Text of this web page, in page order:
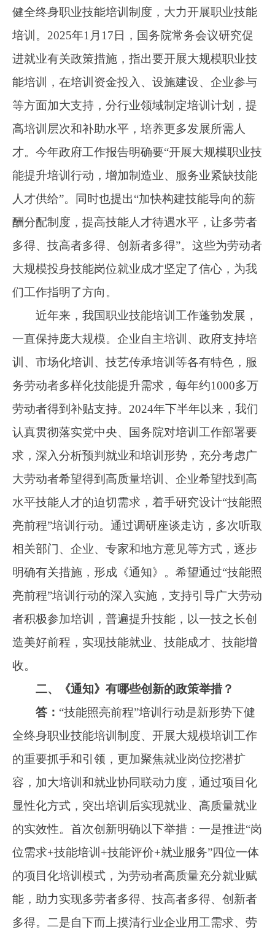
酬分配制度，提高技能人才待遇水平，让多劳者
多得、技高者多得、创新者多得”。这些为劳动者
大规模投身技能岗位就业成才坚定了信心，为我
们工作指明了方向。
训、市场化培训、技艺传承培训等各有特色，服
务劳动者多样化技能提升需求，每年约1000多万
劳动者得到补贴支持。2024年下半年以来，我们
认真贯彻落实党中央、国务院对培训工作部署要
水平技能人才的迫切需求，着手研究设计“技能照
亮前程”培训行动。通过调研座谈走访，多次听取
相关部门、企业、专家和地方意见等方式，逐步
明确有关措施，形成《通知》。希望通过“技能照
造美好前程，实现技能就业、技能成才、技能增
收。
二、《通知》有哪些创新的政策举措？
答：“技能照亮前程”培训行动是新形势下健
容，加大培训和就业协同联动力度，通过项目化
显性化方式，突出培训后实现就业、高质量就业
的实效性。首次创新明确以下举措：一是推进“岗
位需求+技能培训+技能评价+就业服务”四位一体
多得。二是自下而上摸清行业企业用工需求、劳
动者培训意愿，形成动态调整的培训项目，向社
会公布技能岗位用工数量、技能要求、培训内
容、培训时长、培训方式等。劳动者可以先选定
就业目标，再根据自身情况确定培训意向，选择
务平台等线上平台设置培训专栏，公开培训信息
导航图，为劳动者检索培训信息和自主选择培训
提供查询等便捷服务。四是具备条件的可采取“政
府补一点、企业出一点、个人付一点”培训费用分
三、本次行动的主题是“技能照亮前程”，是
广大技能劳动者就业从业的心声，请问在提高行
动的针对性和有效性方面有哪些措施？
答：目前，我国技能劳动者超过2亿人，其